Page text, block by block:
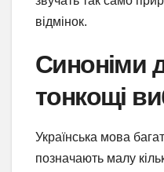
відмінок.
Синоніми
тонкощі
Українська мова
позначають малу